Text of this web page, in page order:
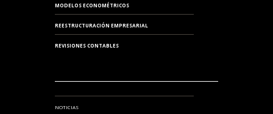
MODELOS ECONOMÉTRICOS
REESTRUCTURACIÓN EMPRESARIAL
REVISIONES CONTABLES
NOTICIAS